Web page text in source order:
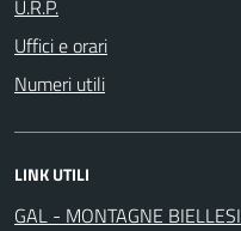
U.R.P.
Uffici e orari
Numeri utili
LINK UTILI
GAL - MONTAGNE BIELLESI